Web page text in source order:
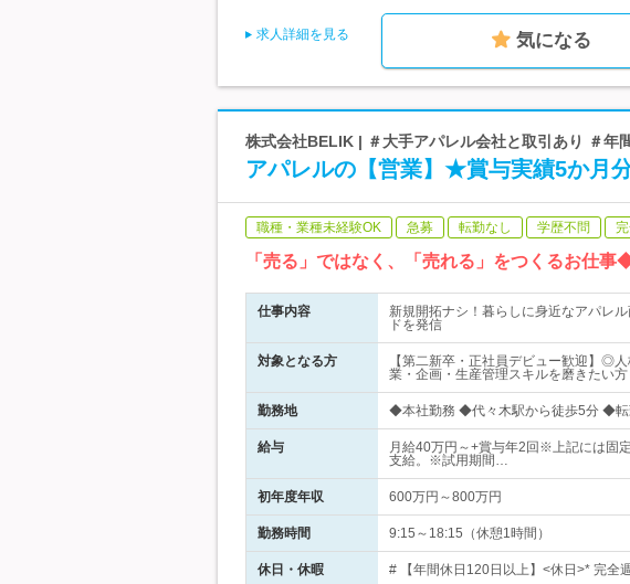
求人詳細を見る 気になる
株式会社BELIK | ＃大手アパレル会社と取引あり ＃年
アパレルの【営業】★賞与実績5か月
職種・業種未経験OK 急募 転勤なし 学歴不問
「売る」ではなく、「売れる」をつくるお仕
仕事内容
新規開拓ナシ！暮らしに身近なアパレ
ドを発信
対象となる方
【第二新卒・正社員デビュー歓迎】◎
業・企画・生産管理スキルを磨きたい方
勤務地 ◆本社勤務 ◆代々木駅から徒歩5分 ◆転
給与
月給40万円～+賞与年2回※上記には固
支給。※試用期間…
初年度年収 600万円～800万円
勤務時間 9:15～18:15（休憩1時間）
休日・休暇 # 【年間休日120日以上】<休日>* 完全